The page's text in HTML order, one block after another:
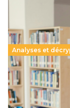
Analyses et
Supérieur
promesse
11 juillet 2026-